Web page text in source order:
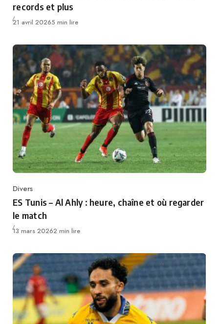
records et plus
Publié
21 avril 20265 min lire
Category
Divers
ES Tunis – Al Ahly : heure, chaîne et où regarder
le match
Publié
13 mars 20262 min lire